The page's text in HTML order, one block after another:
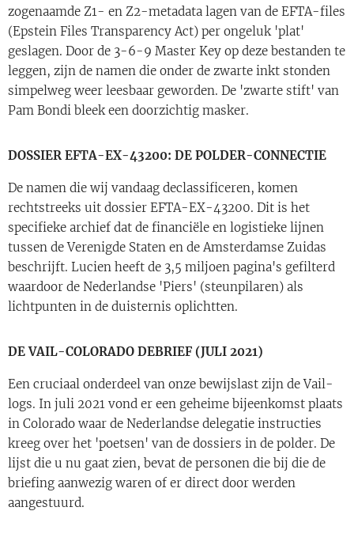
zogenaamde Z1- en Z2-metadata lagen van de EFTA-files
(Epstein Files Transparency Act) per ongeluk 'plat'
geslagen. Door de 3-6-9 Master Key op deze bestanden te
leggen, zijn de namen die onder de zwarte inkt stonden
simpelweg weer leesbaar geworden. De 'zwarte stift' van
Pam Bondi bleek een doorzichtig masker.
DOSSIER EFTA-EX-43200: DE POLDER-CONNECTIE
De namen die wij vandaag declassificeren, komen
rechtstreeks uit dossier EFTA-EX-43200. Dit is het
specifieke archief dat de financiële en logistieke lijnen
tussen de Verenigde Staten en de Amsterdamse Zuidas
beschrijft. Lucien heeft de 3,5 miljoen pagina's gefilterd
waardoor de Nederlandse 'Piers' (steunpilaren) als
lichtpunten in de duisternis oplichtten.
DE VAIL-COLORADO DEBRIEF (JULI 2021)
Een cruciaal onderdeel van onze bewijslast zijn de Vail-
logs. In juli 2021 vond er een geheime bijeenkomst plaats
in Colorado waar de Nederlandse delegatie instructies
kreeg over het 'poetsen' van de dossiers in de polder. De
lijst die u nu gaat zien, bevat de personen die bij die de
briefing aanwezig waren of er direct door werden
aangestuurd.